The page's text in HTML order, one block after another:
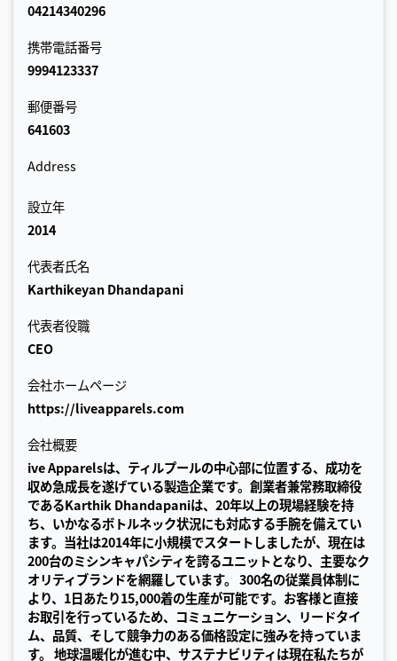
04214340296
携帯電話番号
9994123337
郵便番号
641603
Address
設立年
2014
代表者氏名
Karthikeyan Dhandapani
代表者役職
CEO
会社ホームページ
https://liveapparels.com
会社概要
ive Apparelsは、ティルプールの中心部に位置する、成功を
収め急成長を遂げている製造企業です。創業者兼常務取締役
であるKarthik Dhandapaniは、20年以上の現場経験を持
ち、いかなるボトルネック状況にも対応する手腕を備えてい
ます。当社は2014年に小規模でスタートしましたが、現在は
200台のミシンキャパシティを誇るユニットとなり、主要なク
オリティブランドを網羅しています。 300名の従業員体制に
より、1日あたり15,000着の生産が可能です。お客様と直接
お取引を行っているため、コミュニケーション、リードタイ
ム、品質、そして競争力のある価格設定に強みを持っていま
す。 地球温暖化が進む中、サステナビリティは現在私たちが